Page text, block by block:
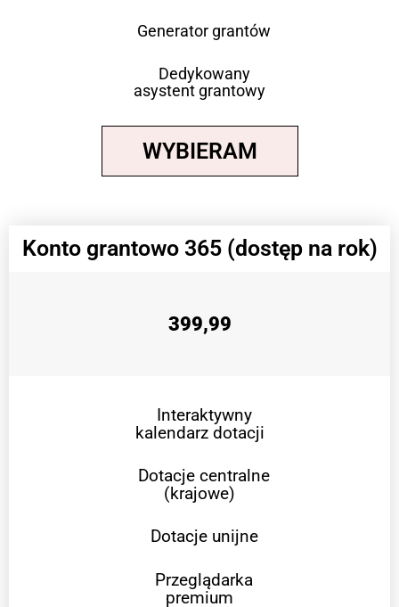
Generator grantów
Dedykowany
asystent grantowy
WYBIERAM
Konto grantowo 365 (dostęp na rok)
399,99
Interaktywny
kalendarz dotacji
Dotacje centralne
(krajowe)
Dotacje unijne
Przeglądarka
premium